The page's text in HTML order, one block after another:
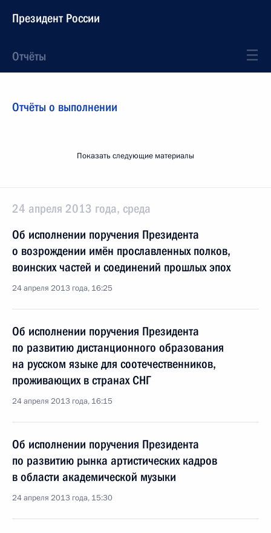
Президент России
Отчёты
Отчёты о выполнении
Показать следующие материалы
24 апреля 2013 года, среда
Об исполнении поручения Президента
о возрождении имён прославленных полков,
воинских частей и соединений прошлых эпох
24 апреля 2013 года, 16:25
Об исполнении поручения Президента
по развитию дистанционного образования
на русском языке для соотечественников,
проживающих в странах СНГ
24 апреля 2013 года, 16:15
Об исполнении поручения Президента
по развитию рынка артистических кадров
в области академической музыки
24 апреля 2013 года, 15:30